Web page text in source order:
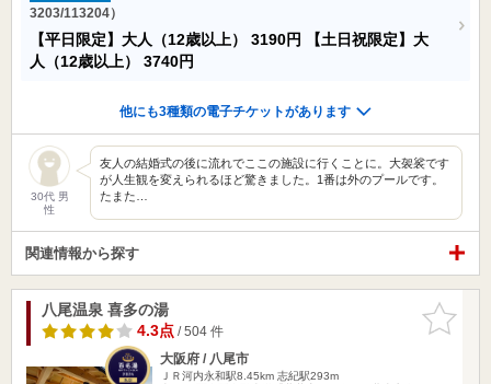
3203/113204）
【平日限定】大人（12歳以上） 3190円
【土日祝限定】大
人（12歳以上） 3740円
他にも3種類の電子チケットがあります
30代 男
性
友人の結婚式の後に流れでここの施設に行くことに。大袈裟です
が人生観を変えられるほど驚きました。1番は外のプールです。
たまた…
関連情報から探す
お気に入
りに追加
八尾温泉 喜多の湯
4.3点/ 504 件
大阪府 / 八尾市
ＪＲ河内永和駅8.45km 志紀駅293m